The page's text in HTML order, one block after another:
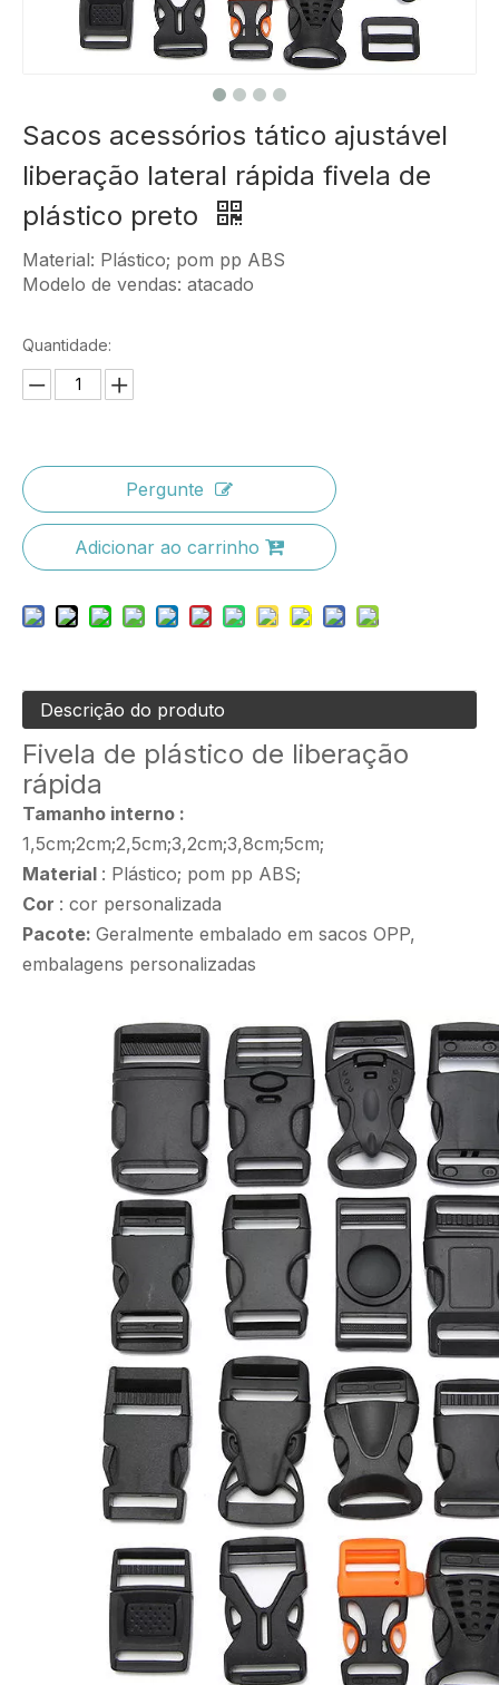
Sacos acessórios tático ajustável
liberação lateral rápida fivela de
plástico preto
Material: Plástico; pom pp ABS
Modelo de vendas: atacado
Quantidade:
Pergunte
Adicionar ao carrinho
Descrição do produto
Fivela de plástico de liberação
rápida
Tamanho interno :
1,5cm;2cm;2,5cm;3,2cm;3,8cm;5cm;
Material : Plástico; pom pp ABS;
Cor : cor personalizada
Pacote: Geralmente embalado em sacos OPP,
embalagens personalizadas